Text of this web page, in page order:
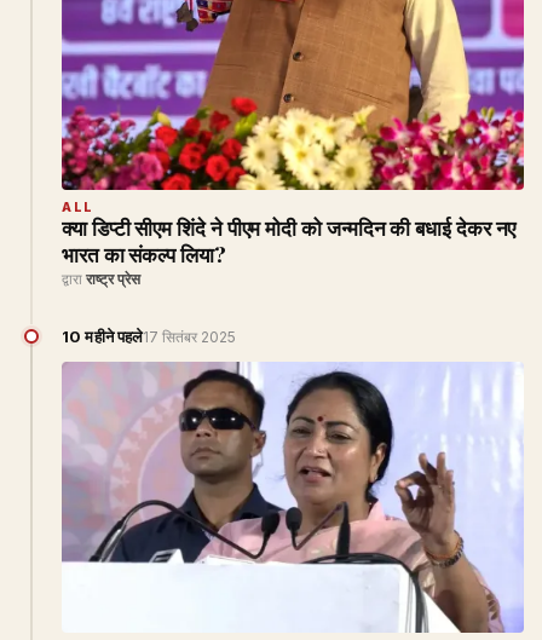
ALL
क्या डिप्टी सीएम शिंदे ने पीएम मोदी को जन्मदिन की बधाई देकर नए
भारत का संकल्प लिया?
द्वारा राष्ट्र प्रेस
10 महीने पहले17 सितंबर 2025